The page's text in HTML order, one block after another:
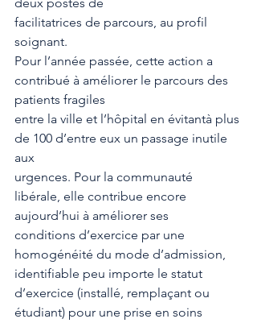
facilitatrices de parcours, au profil
soignant.
Pour l’année passée, cette action a
contribué à améliorer le parcours des
patients fragiles
entre la ville et l’hôpital en évitantà plus
de 100 d’entre eux un passage inutile
aux
urgences. Pour la communauté
libérale, elle contribue encore
aujourd’hui à améliorer ses
conditions d’exercice par une
homogénéité du mode d’admission,
identifiable peu importe le statut
d’exercice (installé, remplaçant ou
étudiant) pour une prise en soins